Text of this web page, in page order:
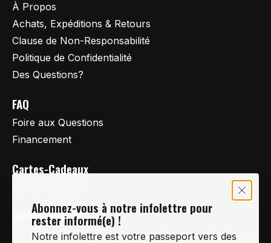
À Propos
Achats, Expéditions & Retours
Clause de Non-Responsabilité
Politique de Confidentialité
Des Questions?
FAQ
Foire aux Questions
Financement
Cartes-Cadeaux
Vertige Vélo Ski
La référence en vélo de route, vélo de montagne et
Abonnez-vous à notre infolettre pour
rester informé(e) !
Notre infolettre est votre passeport vers des